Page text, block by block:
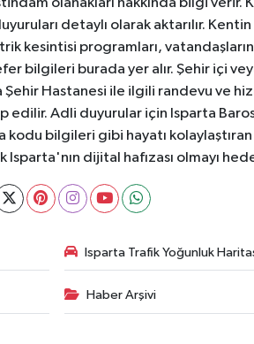
detaylı olarak aktarılır.
kesintisi programları,
bilgileri burada yer alır. Şehir içi
Şehir Hastanesi ile ilgili randevu ve
Adli duyurular için Isparta
bilgileri gibi hayatı
dijital hafızası olmayı
Isparta Trafik Yoğunluk
Haber Arşivi